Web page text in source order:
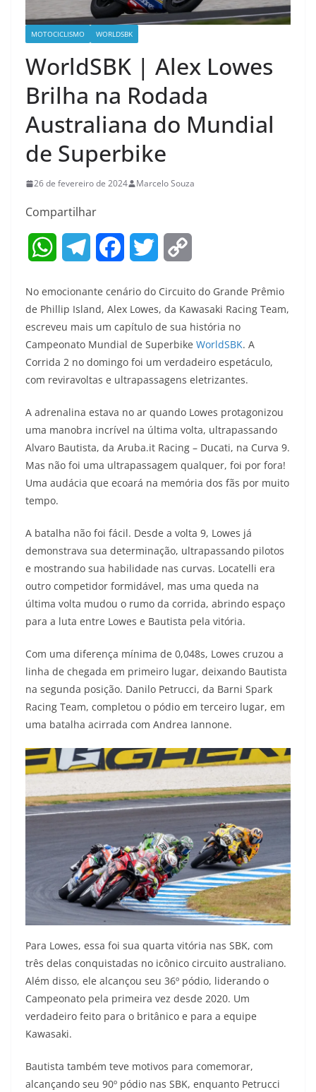
MOTOCICLISMO WORLDSBK
WorldSBK | Alex Lowes
Brilha na Rodada
Australiana do Mundial
de Superbike
26 de fevereiro de 2024 Marcelo Souza
Compartilhar
W
a
t
s
A
p
p
l
e
g
r
a
m
c
e
b
o
o
k
t
t
e
r
p
y
L
i
n
k
No emocionante cenário do Circuito do Grande Prêmio
de Phillip Island, Alex Lowes, da Kawasaki Racing Team,
escreveu mais um capítulo de sua história no
Campeonato Mundial de Superbike WorldSBK. A
Corrida 2 no domingo foi um verdadeiro espetáculo,
com reviravoltas e ultrapassagens eletrizantes.
A adrenalina estava no ar quando Lowes protagonizou
uma manobra incrível na última volta, ultrapassando
Alvaro Bautista, da Aruba.it Racing – Ducati, na Curva 9.
Mas não foi uma ultrapassagem qualquer, foi por fora!
Uma audácia que ecoará na memória dos fãs por muito
tempo.
A batalha não foi fácil. Desde a volta 9, Lowes já
demonstrava sua determinação, ultrapassando pilotos
e mostrando sua habilidade nas curvas. Locatelli era
outro competidor formidável, mas uma queda na
última volta mudou o rumo da corrida, abrindo espaço
para a luta entre Lowes e Bautista pela vitória.
Com uma diferença mínima de 0,048s, Lowes cruzou a
linha de chegada em primeiro lugar, deixando Bautista
na segunda posição. Danilo Petrucci, da Barni Spark
Racing Team, completou o pódio em terceiro lugar, em
uma batalha acirrada com Andrea Iannone.
Para Lowes, essa foi sua quarta vitória nas SBK, com
três delas conquistadas no icônico circuito australiano.
Além disso, ele alcançou seu 36º pódio, liderando o
Campeonato pela primeira vez desde 2020. Um
verdadeiro feito para o britânico e para a equipe
Kawasaki.
Bautista também teve motivos para comemorar,
alcançando seu 90º pódio nas SBK, enquanto Petrucci